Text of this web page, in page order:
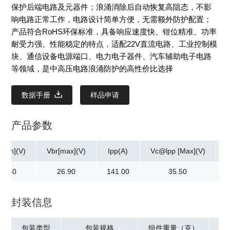
保护后端电路及元器件；浪涌消除后自动恢复高阻态，不影
响电路正常工作，电路设计简单方便，无需额外防护配置；
产品符合RoHS环保标准，具备响应速度快、钳位精准、功率
耐受力强、性能稳定的特点，适配22V直流电路、工业控制模
块、通信设备电源端口、电力电子器件、汽车辅助电子电路
等领域，是中高压电路浪涌防护的高性价比选择
数据手册 样品申请
产品参数
Vbr[max](V)
26.90
Ipp(A)
141.00
Vc@lpp [Max](V)
35.50
封装信息
包装类型 包装规格 组件重量（克）